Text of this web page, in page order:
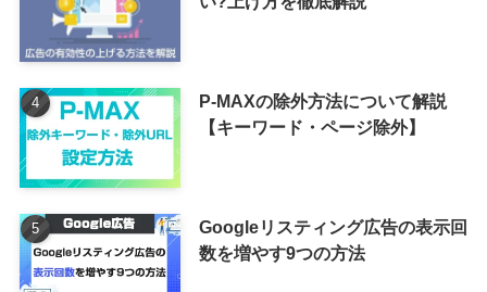
P-MAXの除外方法について解説
【キーワード・ページ除外】
Googleリスティング広告の表示回
数を増やす9つの方法